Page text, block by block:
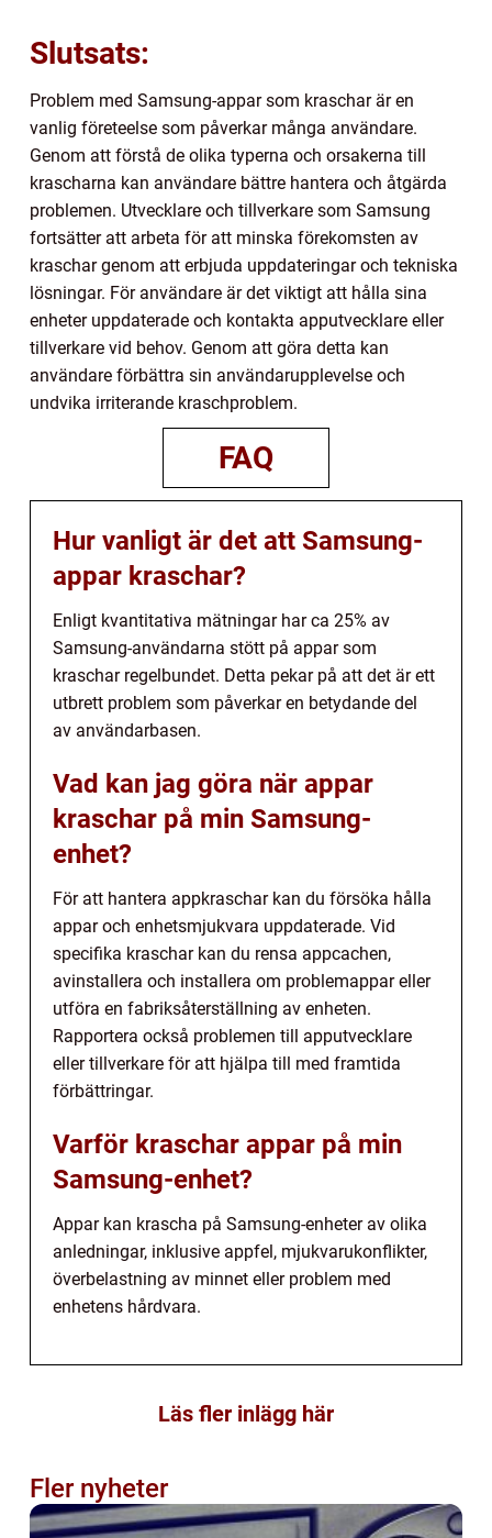
Slutsats:
Problem med Samsung-appar som kraschar är en
vanlig företeelse som påverkar många användare.
Genom att förstå de olika typerna och orsakerna till
krascharna kan användare bättre hantera och åtgärda
problemen. Utvecklare och tillverkare som Samsung
fortsätter att arbeta för att minska förekomsten av
kraschar genom att erbjuda uppdateringar och tekniska
lösningar. För användare är det viktigt att hålla sina
enheter uppdaterade och kontakta apputvecklare eller
tillverkare vid behov. Genom att göra detta kan
användare förbättra sin användarupplevelse och
undvika irriterande kraschproblem.
FAQ
Hur vanligt är det att Samsung-
appar kraschar?
Enligt kvantitativa mätningar har ca 25% av
Samsung-användarna stött på appar som
kraschar regelbundet. Detta pekar på att det är ett
utbrett problem som påverkar en betydande del
av användarbasen.
Vad kan jag göra när appar
kraschar på min Samsung-
enhet?
För att hantera appkraschar kan du försöka hålla
appar och enhetsmjukvara uppdaterade. Vid
specifika kraschar kan du rensa appcachen,
avinstallera och installera om problemappar eller
utföra en fabriksåterställning av enheten.
Rapportera också problemen till apputvecklare
eller tillverkare för att hjälpa till med framtida
förbättringar.
Varför kraschar appar på min
Samsung-enhet?
Appar kan krascha på Samsung-enheter av olika
anledningar, inklusive appfel, mjukvarukonflikter,
överbelastning av minnet eller problem med
enhetens hårdvara.
Läs fler inlägg här
Fler nyheter